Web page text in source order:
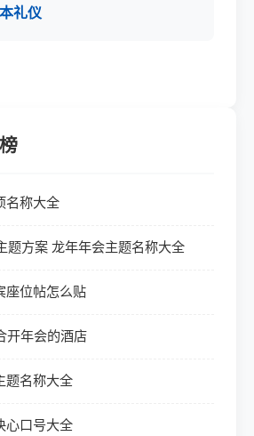
礼仪
名称大全
题方案 龙年年会主题名称大全
座位帖怎么贴
开年会的酒店
题名称大全
心口号大全